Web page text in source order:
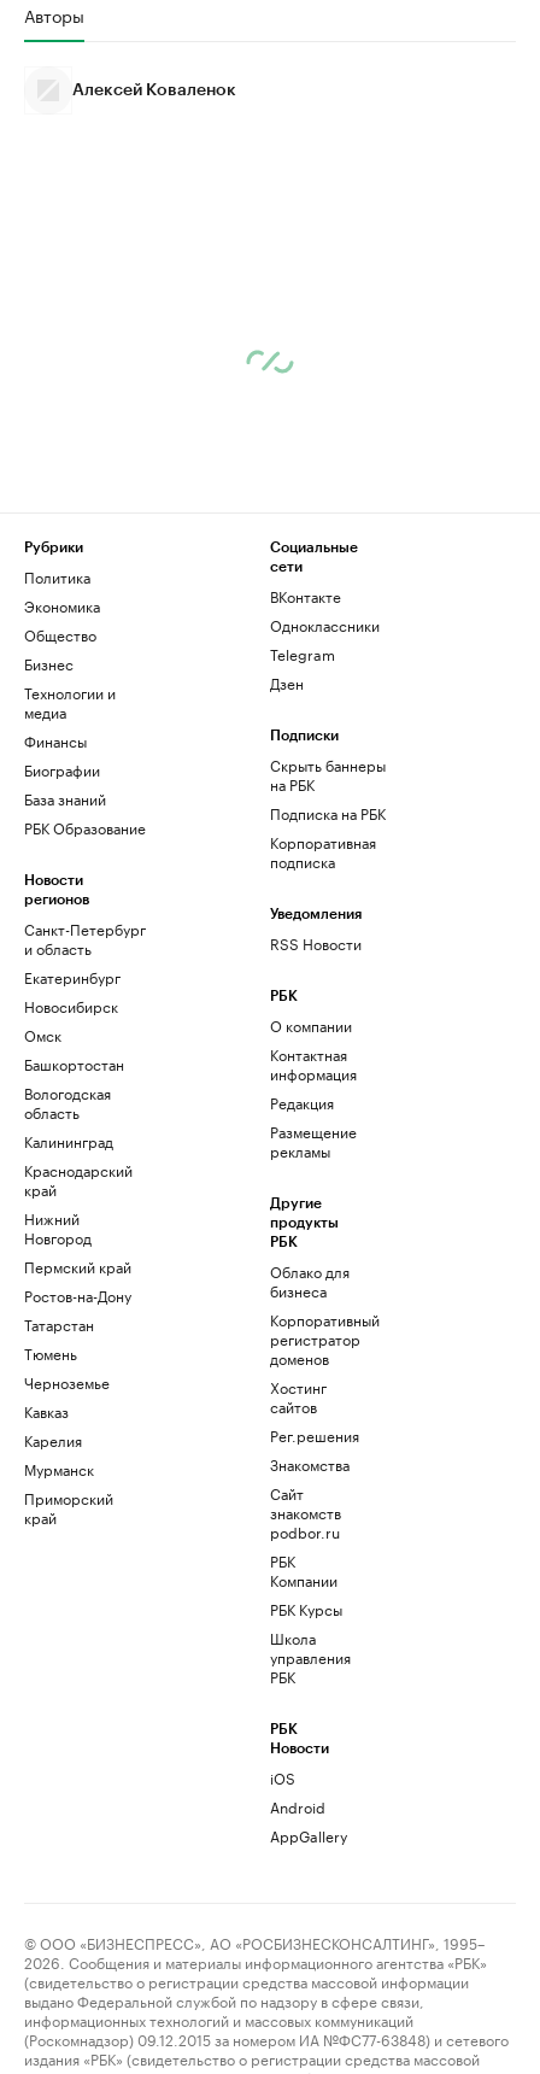
Авторы
Алексей Коваленок
Рубрики
Политика
Экономика
Общество
Бизнес
Технологии и
медиа
Финансы
Биографии
База знаний
РБК Образование
Новости
регионов
Санкт-Петербург
и область
Екатеринбург
Новосибирск
Омск
Башкортостан
Вологодская
область
Калининград
Краснодарский
край
Нижний
Новгород
Пермский край
Ростов-на-Дону
Татарстан
Тюмень
Черноземье
Кавказ
Карелия
Мурманск
Приморский
край
Социальные
сети
ВКонтакте
Одноклассники
Telegram
Дзен
Подписки
Скрыть баннеры
на РБК
Подписка на РБК
Корпоративная
подписка
Уведомления
RSS Новости
РБК
О компании
Контактная
информация
Редакция
Размещение
рекламы
Другие
продукты
РБК
Облако для
бизнеса
Корпоративный
регистратор
доменов
Хостинг
сайтов
Рег.решения
Знакомства
Сайт
знакомств
podbor.ru
РБК
Компании
РБК Курсы
Школа
управления
РБК
РБК
Новости
iOS
Android
AppGallery
© ООО «БИЗНЕСПРЕСС», АО «РОСБИЗНЕСКОНСАЛТИНГ», 1995–
2026. Сообщения и материалы информационного агентства «РБК»
(свидетельство о регистрации средства массовой информации
выдано Федеральной службой по надзору в сфере связи,
информационных технологий и массовых коммуникаций
(Роскомнадзор) 09.12.2015 за номером ИА №ФС77-63848) и сетевого
издания «РБК» (свидетельство о регистрации средства массовой